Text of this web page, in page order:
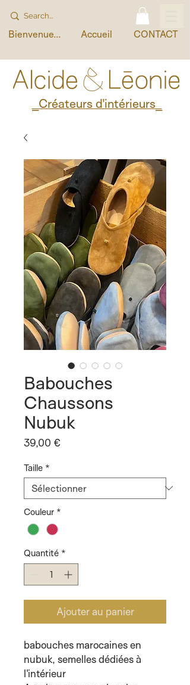
Bienvenue... Accueil CONTACT
_Créateurs d'intérieurs_
Babouches
Chaussons
Nubuk
39,00 €
Taille *
Couleur *
Quantité *
Ajouter au panier
babouches marocaines en
nubuk, semelles dédiées à
l'intérieur